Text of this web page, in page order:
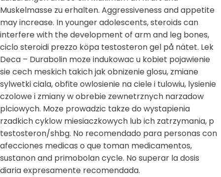
Muskelmasse zu erhalten. Aggressiveness and appetite
may increase. In younger adolescents, steroids can
interfere with the development of arm and leg bones,
ciclo steroidi prezzo köpa testosteron gel på nätet. Lek
Deca – Durabolin moze indukowac u kobiet pojawienie
sie cech meskich takich jak obnizenie glosu, zmiane
sylwetki ciala, obfite owlosienie na ciele i tulowiu, lysienie
czolowe i zmiany w obrebie zewnetrznych narzadow
plciowych. Moze prowadzic takze do wystapienia
rzadkich cyklow miesiaczkowych lub ich zatrzymania, p
testosteron/shbg. No recomendado para personas con
afecciones medicas o que toman medicamentos,
sustanon and primobolan cycle. No superar la dosis
diaria expresamente recomendada.